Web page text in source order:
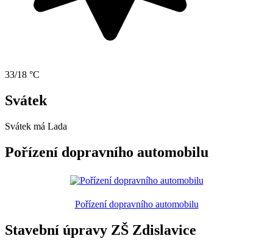
33/18 °C
Svátek
Svátek má Lada
Pořízení dopravního automobilu
Pořízení dopravního automobilu
Stavební úpravy ZŠ Zdislavice